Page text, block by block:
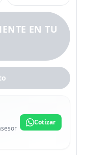
EN TU
Cotizar